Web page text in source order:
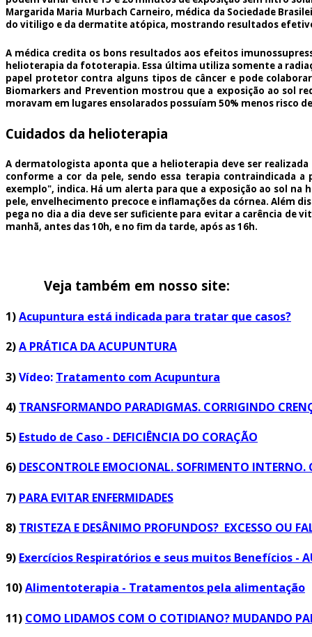
Margarida Maria Murbach Carneiro, médica da Sociedade
do vitiligo e da dermatite atópica, mostrando resultados
A médica credita os bons resultados aos efeitos
helioterapia da fototerapia. Essa última utiliza somente a
papel protetor contra alguns tipos de câncer e pode
Biomarkers and Prevention mostrou que a exposição ao sol
moravam em lugares ensolarados possuíam 50% menos risco
Cuidados da helioterapia
A dermatologista aponta que a helioterapia deve ser
conforme a cor da pele, sendo essa terapia contraindicada
exemplo", indica. Há um alerta para que a exposição ao sol
pele, envelhecimento precoce e inflamações da córnea. Além
pega no dia a dia deve ser suficiente para evitar a carência de
manhã, antes das 10h, e no fim da tarde, após as 16h.
Veja também em nosso site:
1)Acupuntura está indicada para tratar que casos?
2)A PRÁTICA DA ACUPUNTURA
3)Vídeo: Tratamento com Acupuntura
4) TRANSFORMANDO PARADIGMAS. CORRIGINDO
5) Estudo de Caso - DEFICIÊNCIA DO CORAÇÃO
6) DESCONTROLE EMOCIONAL. SOFRIMENTO
7) PARA EVITAR ENFERMIDADES
8) TRISTEZA E DESÂNIMO PROFUNDOS? EXCESSO OU
9) Exercícios Respiratórios e seus muitos Benefícios -
10)Alimentoterapia - Tratamentos pela alimentação
11) COMO LIDAMOS COM O COTIDIANO? MUDANDO